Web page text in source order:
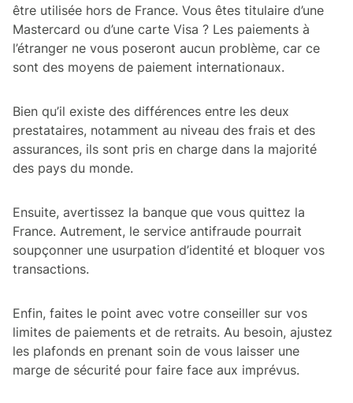
être utilisée hors de France. Vous êtes titulaire d’une
Mastercard ou d’une carte Visa ? Les paiements à
l’étranger ne vous poseront aucun problème, car ce
sont des moyens de paiement internationaux.
Bien qu’il existe des différences entre les deux
prestataires, notamment au niveau des frais et des
assurances, ils sont pris en charge dans la majorité
des pays du monde.
Ensuite, avertissez la banque que vous quittez la
France. Autrement, le service antifraude pourrait
soupçonner une usurpation d’identité et bloquer vos
transactions.
Enfin, faites le point avec votre conseiller sur vos
limites de paiements et de retraits. Au besoin, ajustez
les plafonds en prenant soin de vous laisser une
marge de sécurité pour faire face aux imprévus.